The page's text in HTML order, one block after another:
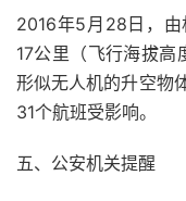
2016年5月28日，
17公里（飞行海拔
形似无人机的升空物
31个航班受影响。
五、公安机关提醒